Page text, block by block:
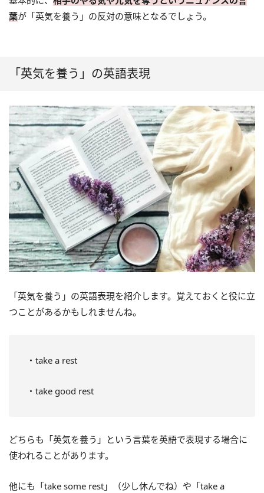
葉が「英気を養う」の反対の意味となるでしょう。
「英気を養う」の英語表現
「英気を養う」の英語表現を紹介します。覚えておくと役に立
つことがあるかもしれませんね。
・take a rest
・take good rest
どちらも「英気を養う」という言葉を英語で表現する場合に
使われることがあります。
他にも「take some rest」（少し休んでね）や「take a